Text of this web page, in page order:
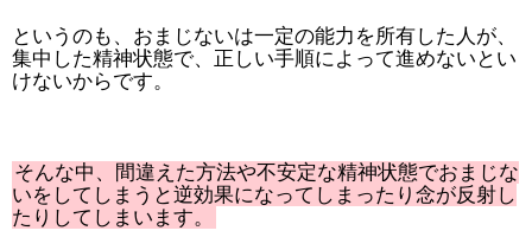
というのも、おまじないは一定の能力を所有した人が、
集中した精神状態で、正しい手順によって進めないとい
けないからです。
そんな中、間違えた方法や不安定な精神状態でおまじな
いをしてしまうと逆効果になってしまったり念が反射し
たりしてしまいます。